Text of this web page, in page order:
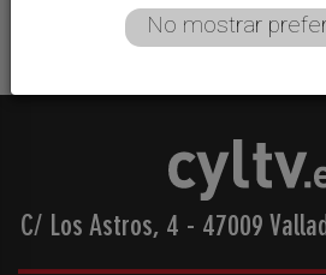
C/ Los Astros, 4 - 47009
No mostrar